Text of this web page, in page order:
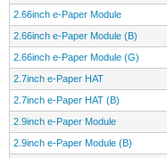
2.66inch e-Paper Module
2.66inch e-Paper Module (B)
2.66inch e-Paper Module (G)
2.7inch e-Paper HAT
2.7inch e-Paper HAT (B)
2.9inch e-Paper Module
2.9inch e-Paper Module (B)